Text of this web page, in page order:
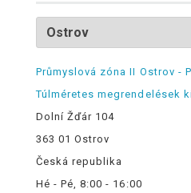
Průmyslová zóna II Ostrov -
Túlméretes megrendelések
Dolní Žďár 104
363 01 Ostrov
Česká republika
Hé - Pé, 8:00 - 16:00